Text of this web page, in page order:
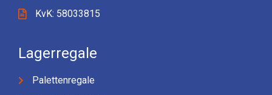
KvK: 58033815
Lagerregale
Palettenregale